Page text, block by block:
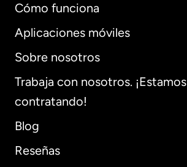
Cómo funciona
Aplicaciones móviles
Sobre nosotros
Trabaja con nosotros. ¡Estamos
contratando!
Blog
Reseñas